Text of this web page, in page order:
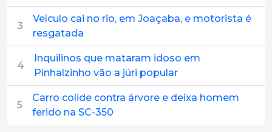
3
Veículo cai no rio, em Joaçaba, e motorista é
resgatada
4
Inquilinos que mataram idoso em
Pinhalzinho vão a júri popular
5
Carro colide contra árvore e deixa homem
ferido na SC-350